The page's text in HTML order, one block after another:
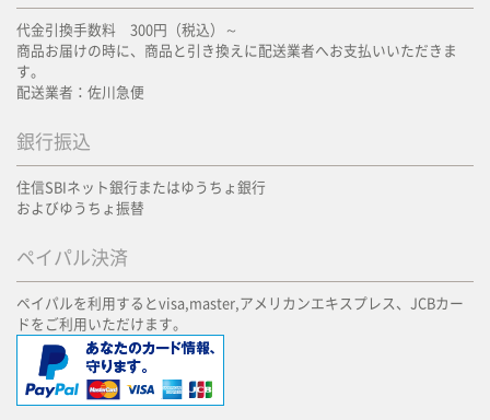
代金引換手数料 300円（税込）～
商品お届けの時に、商品と引き換えに配送業者へお支払いいただきま
す。
配送業者：佐川急便
銀行振込
住信SBIネット銀行またはゆうちょ銀行
およびゆうちょ振替
ペイパル決済
ペイパルを利用するとvisa,master,アメリカンエキスプレス、JCBカー
ドをご利用いただけます。